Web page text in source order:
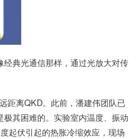
典光通信那样，通过光放大对传
距离QKD。此前，潘建伟团队已
其困难的。实验室内温度、振动
起伏引起的热胀冷缩效应，现场